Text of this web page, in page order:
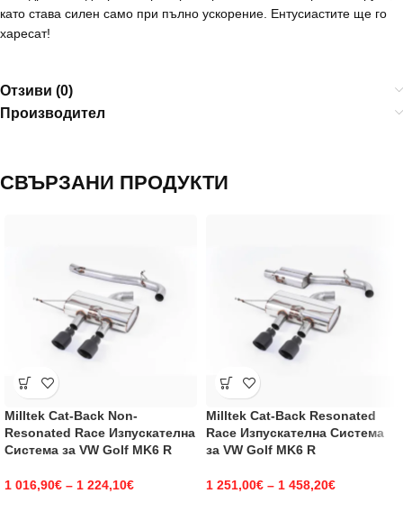
като става силен само при пълно ускорение. Ентусиастите ще го
харесат!
Отзиви (0)
Производител
СВЪРЗАНИ ПРОДУКТИ
Milltek Cat-Back Non-
Resonated Race Изпускателна
Система за VW Golf MK6 R
1 016,90€ – 1 224,10€
Milltek Cat-Back Resonated
Race Изпускателна Система
за VW Golf MK6 R
1 251,00€ – 1 458,20€